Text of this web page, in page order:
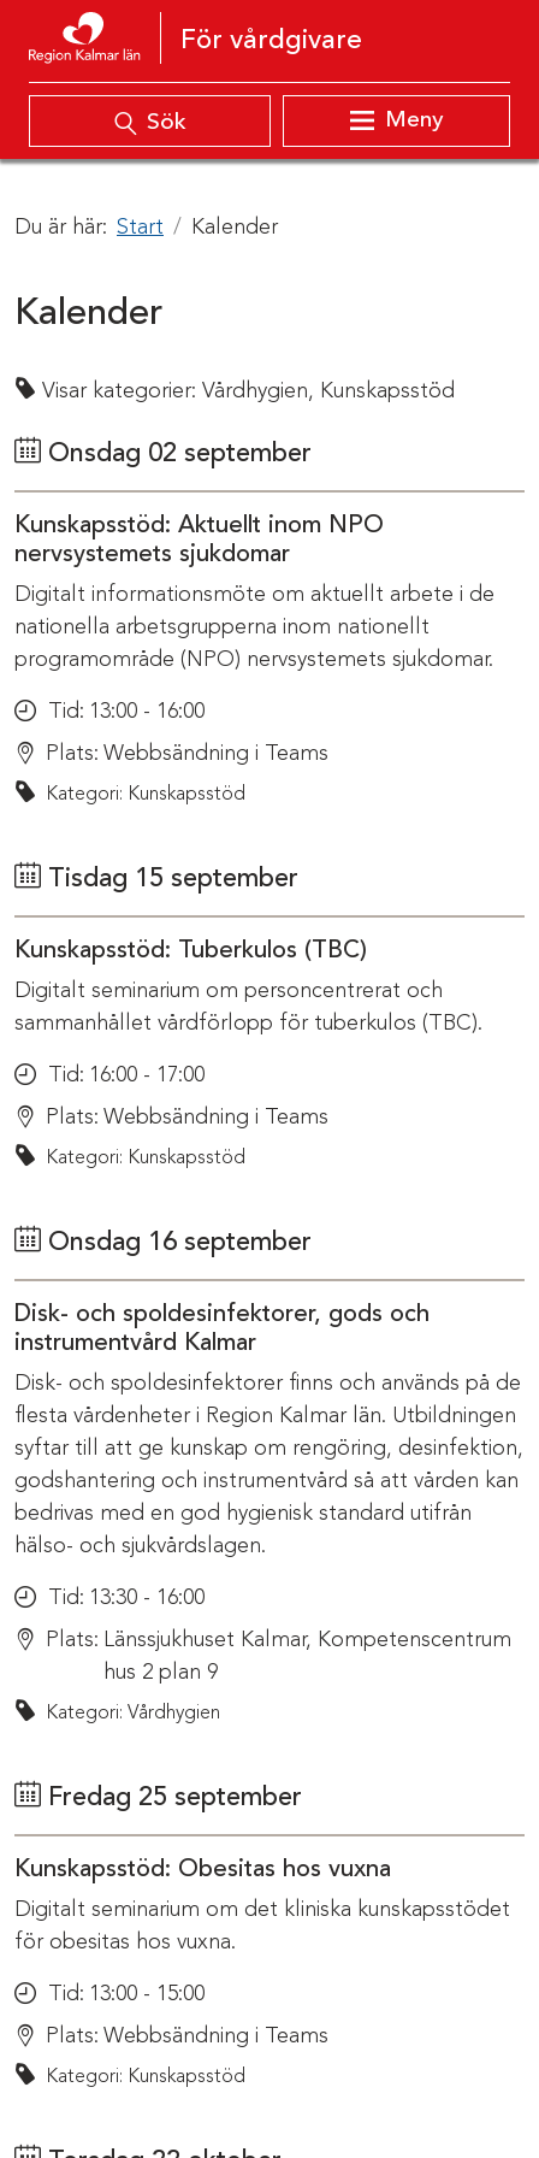
Hoppa till innehåll
För vårdgivare
Sök Meny
Du är här: Start Kalender
Kalender
Visar kategorier: Vårdhygien, Kunskapsstöd
Onsdag 02 september
Kunskapsstöd: Aktuellt inom NPO
nervsystemets sjukdomar
Digitalt informationsmöte om aktuellt arbete i de
nationella arbetsgrupperna inom nationellt
programområde (NPO) nervsystemets sjukdomar.
Tid: 13:00 - 16:00
Plats: Webbsändning i Teams
Kategori: Kunskapsstöd
Tisdag 15 september
Kunskapsstöd: Tuberkulos (TBC)
Digitalt seminarium om personcentrerat och
sammanhållet vårdförlopp för tuberkulos (TBC).
Tid: 16:00 - 17:00
Plats: Webbsändning i Teams
Kategori: Kunskapsstöd
Onsdag 16 september
Disk- och spoldesinfektorer, gods och
instrumentvård Kalmar
Disk- och spoldesinfektorer finns och används på de
flesta vårdenheter i Region Kalmar län. Utbildningen
syftar till att ge kunskap om rengöring, desinfektion,
godshantering och instrumentvård så att vården kan
bedrivas med en god hygienisk standard utifrån
hälso- och sjukvårdslagen.
Tid: 13:30 - 16:00
Plats: Länssjukhuset Kalmar, Kompetenscentrum
hus 2 plan 9
Kategori: Vårdhygien
Fredag 25 september
Kunskapsstöd: Obesitas hos vuxna
Digitalt seminarium om det kliniska kunskapsstödet
för obesitas hos vuxna.
Tid: 13:00 - 15:00
Plats: Webbsändning i Teams
Kategori: Kunskapsstöd